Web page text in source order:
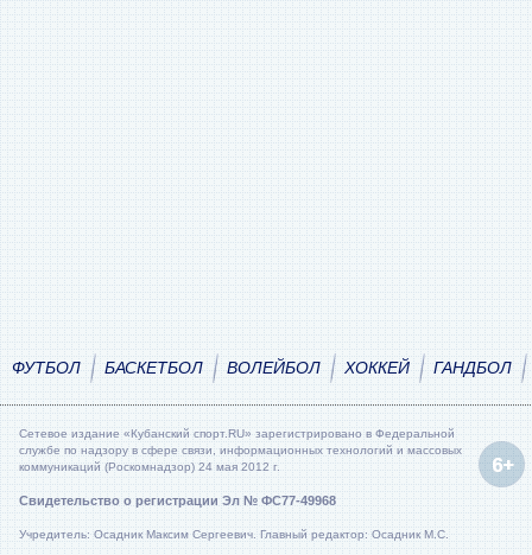
ФУТБОЛ БАСКЕТБОЛ ВОЛЕЙБОЛ ХОККЕЙ ГАНДБОЛ
Сетевое издание «Кубанский спорт.RU» зарегистрировано в Федеральной
службе по надзору в сфере связи, информационных технологий и массовых
коммуникаций (Роскомнадзор) 24 мая 2012 г.
Свидетельство о регистрации Эл № ФС77-49968
Учредитель: Осадник Максим Сергеевич. Главный редактор: Осадник М.С.